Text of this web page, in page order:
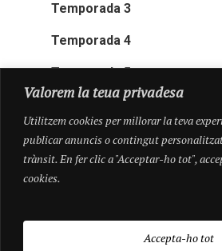
Valorem la teua privadesa
Utilitzem cookies per millorar la teva
publicar anuncis o contingut
trànsit. En fer clic a "Acceptar-ho tot",
cookies.
Accepta-ho tot
Temporada 3
Temporada 4
Temporada 5